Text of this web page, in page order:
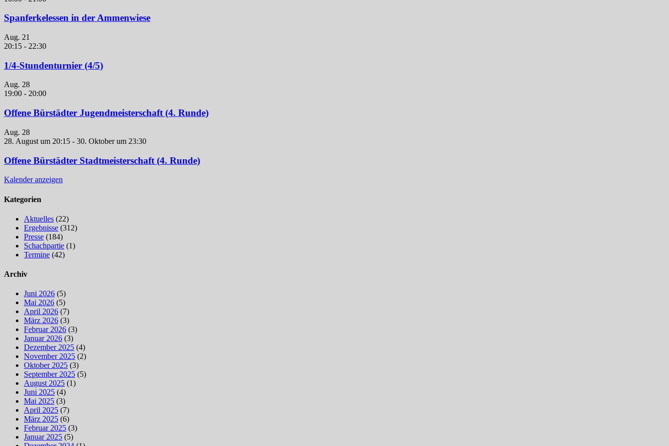
Spanferkelessen in der Ammenwiese
Aug. 21
20:15 - 22:30
1/4-Stundenturnier (4/5)
Aug. 28
19:00 - 20:00
Offene Bürstädter Jugendmeisterschaft (4. Runde)
Aug. 28
28. August um 20:15 - 30. Oktober um 23:30
Offene Bürstädter Stadtmeisterschaft (4. Runde)
Kalender anzeigen
Kategorien
Aktuelles (22)
Ergebnisse (312)
Presse (184)
Schachpartie (1)
Termine (42)
Archiv
Juni 2026 (5)
Mai 2026 (5)
April 2026 (7)
März 2026 (3)
Februar 2026 (3)
Januar 2026 (3)
Dezember 2025 (4)
November 2025 (2)
Oktober 2025 (3)
September 2025 (5)
August 2025 (1)
Juni 2025 (4)
Mai 2025 (3)
April 2025 (7)
März 2025 (6)
Februar 2025 (3)
Januar 2025 (5)